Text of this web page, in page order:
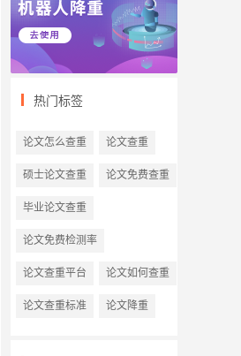
热门标签
论文怎么查重 论文查重
硕士论文查重 论文免费查重
毕业论文查重
论文免费检测率
论文查重平台 论文如何查重
论文查重标准 论文降重